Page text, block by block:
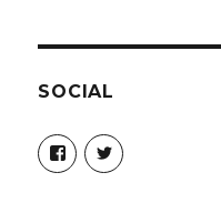
SOCIAL
Profil
von
christoph.fleischer1
Profil
von